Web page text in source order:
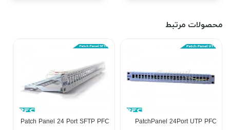
محصولات مرتبط
PatchPanel 24Port UTP PFC
Patch Panel 24 Port SFTP PFC